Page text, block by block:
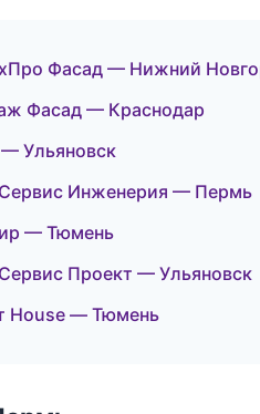
Фасад — Нижний
Фасад — Краснодар
Ульяновск
Инженерия — Пермь
— Тюмень
Проект — Ульяновск
House — Тюмень